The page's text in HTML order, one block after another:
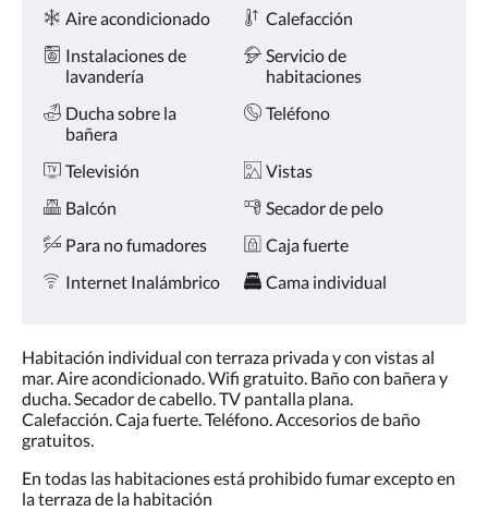
derecha,
pulse
botones
siguiente
anterior.
Comodidades
Aire acondicionado
Calefacción
Instalaciones de
lavandería
Servicio de
habitaciones
Ducha sobre la
bañera
Teléfono
Televisión
Vistas
Balcón
Secador de pelo
Para no fumadores
Caja fuerte
Internet Inalámbrico
Cama individual
Habitación individual con terraza privada y con vistas al
mar. Aire acondicionado. Wifi gratuito. Baño con bañera y
ducha. Secador de cabello. TV pantalla plana.
Calefacción. Caja fuerte. Teléfono. Accesorios de baño
gratuitos.
En todas las habitaciones está prohibido fumar excepto en
la terraza de la habitación